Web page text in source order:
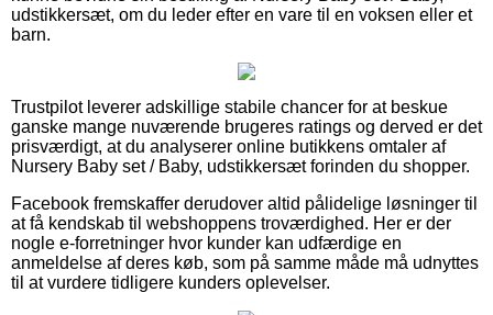
udstikkersæt, om du leder efter en vare til en voksen eller et
barn.
Trustpilot leverer adskillige stabile chancer for at beskue
ganske mange nuværende brugeres ratings og derved er det
prisværdigt, at du analyserer online butikkens omtaler af
Nursery Baby set / Baby, udstikkersæt forinden du shopper.
Facebook fremskaffer derudover altid pålidelige løsninger til
at få kendskab til webshoppens troværdighed. Her er der
nogle e-forretninger hvor kunder kan udfærdige en
anmeldelse af deres køb, som på samme måde må udnyttes
til at vurdere tidligere kunders oplevelser.